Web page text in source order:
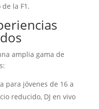
la F1.
amplia gama de
para jóvenes de 16 a
reducido, DJ en vivo